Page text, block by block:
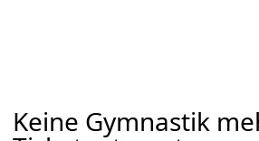
Keine Gymnastik